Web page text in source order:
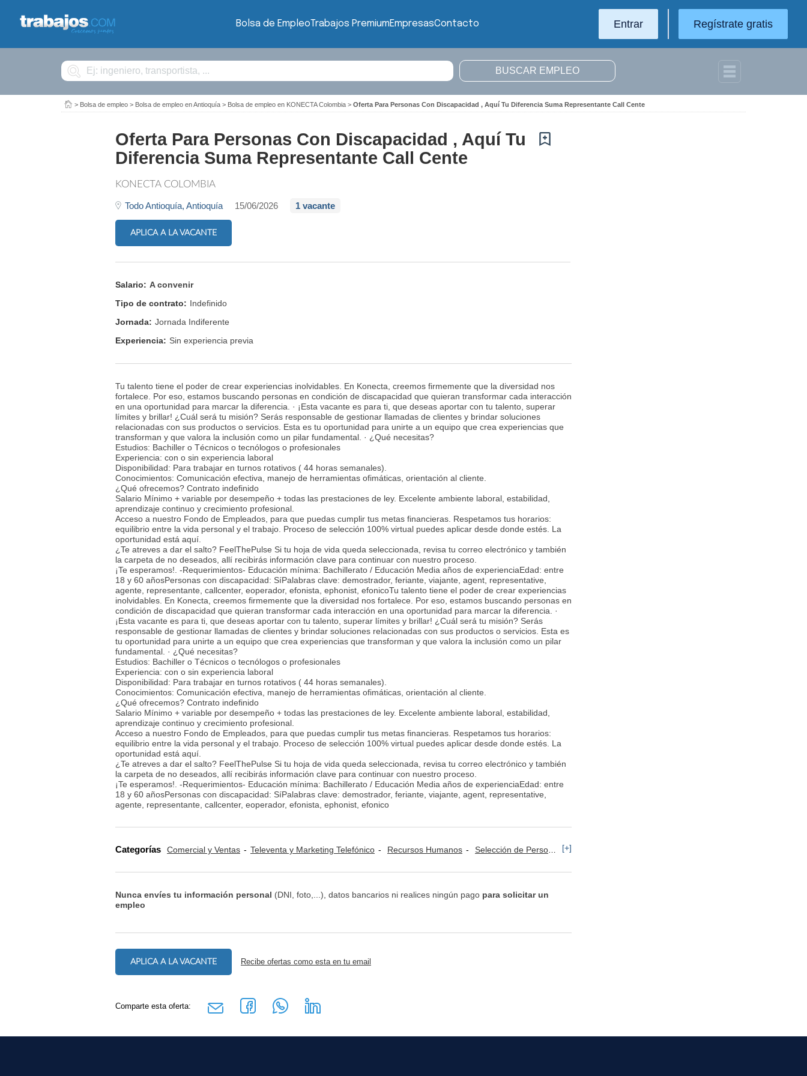
Bolsa de EmpleoTrabajos PremiumEmpresasContacto Entrar Regístrate gratis
Buscar
> Bolsa de empleo > Bolsa de empleo en Antioquía > Bolsa de empleo en KONECTA Colombia > Oferta Para Personas Con Discapacidad , Aquí Tu Diferencia Suma Representante Call Cente
Oferta Para Personas Con Discapacidad , Aquí Tu
Diferencia Suma Representante Call Cente
KONECTA COLOMBIA
Todo Antioquía, Antioquía 15/06/2026 1 vacante
APLICA A LA VACANTE
Salario: A convenir
Tipo de contrato: Indefinido
Jornada: Jornada Indiferente
Experiencia: Sin experiencia previa
Tu talento tiene el poder de crear experiencias inolvidables. En Konecta, creemos firmemente que la diversidad nos
fortalece. Por eso, estamos buscando personas en condición de discapacidad que quieran transformar cada interacción
en una oportunidad para marcar la diferencia. · ¡Esta vacante es para ti, que deseas aportar con tu talento, superar
límites y brillar! ¿Cuál será tu misión? Serás responsable de gestionar llamadas de clientes y brindar soluciones
relacionadas con sus productos o servicios. Esta es tu oportunidad para unirte a un equipo que crea experiencias que
transforman y que valora la inclusión como un pilar fundamental. · ¿Qué necesitas?
Estudios: Bachiller o Técnicos o tecnólogos o profesionales
Experiencia: con o sin experiencia laboral
Disponibilidad: Para trabajar en turnos rotativos ( 44 horas semanales).
Conocimientos: Comunicación efectiva, manejo de herramientas ofimáticas, orientación al cliente.
¿Qué ofrecemos? Contrato indefinido
Salario Mínimo + variable por desempeño + todas las prestaciones de ley. Excelente ambiente laboral, estabilidad,
aprendizaje continuo y crecimiento profesional.
Acceso a nuestro Fondo de Empleados, para que puedas cumplir tus metas financieras. Respetamos tus horarios:
equilibrio entre la vida personal y el trabajo. Proceso de selección 100% virtual puedes aplicar desde donde estés. La
oportunidad está aquí.
¿Te atreves a dar el salto? FeelThePulse Si tu hoja de vida queda seleccionada, revisa tu correo electrónico y también
la carpeta de no deseados, allí recibirás información clave para continuar con nuestro proceso.
¡Te esperamos!. -Requerimientos- Educación mínima: Bachillerato / Educación Media años de experienciaEdad: entre
18 y 60 añosPersonas con discapacidad: SíPalabras clave: demostrador, feriante, viajante, agent, representative,
agente, representante, callcenter, eoperador, efonista, ephonist, efonicoTu talento tiene el poder de crear experiencias
inolvidables. En Konecta, creemos firmemente que la diversidad nos fortalece. Por eso, estamos buscando personas en
condición de discapacidad que quieran transformar cada interacción en una oportunidad para marcar la diferencia. ·
¡Esta vacante es para ti, que deseas aportar con tu talento, superar límites y brillar! ¿Cuál será tu misión? Serás
responsable de gestionar llamadas de clientes y brindar soluciones relacionadas con sus productos o servicios. Esta es
tu oportunidad para unirte a un equipo que crea experiencias que transforman y que valora la inclusión como un pilar
fundamental. · ¿Qué necesitas?
Estudios: Bachiller o Técnicos o tecnólogos o profesionales
Experiencia: con o sin experiencia laboral
Disponibilidad: Para trabajar en turnos rotativos ( 44 horas semanales).
Conocimientos: Comunicación efectiva, manejo de herramientas ofimáticas, orientación al cliente.
¿Qué ofrecemos? Contrato indefinido
Salario Mínimo + variable por desempeño + todas las prestaciones de ley. Excelente ambiente laboral, estabilidad,
aprendizaje continuo y crecimiento profesional.
Acceso a nuestro Fondo de Empleados, para que puedas cumplir tus metas financieras. Respetamos tus horarios:
equilibrio entre la vida personal y el trabajo. Proceso de selección 100% virtual puedes aplicar desde donde estés. La
oportunidad está aquí.
¿Te atreves a dar el salto? FeelThePulse Si tu hoja de vida queda seleccionada, revisa tu correo electrónico y también
la carpeta de no deseados, allí recibirás información clave para continuar con nuestro proceso.
¡Te esperamos!. -Requerimientos- Educación mínima: Bachillerato / Educación Media años de experienciaEdad: entre
18 y 60 añosPersonas con discapacidad: SíPalabras clave: demostrador, feriante, viajante, agent, representative,
agente, representante, callcenter, eoperador, efonista, ephonist, efonico
Categorías Comercial y Ventas Televenta y Marketing Telefónico Recursos Humanos Selección de Personal Atención al Cliente / Telemarketing
[+]
Nunca envíes tu información personal (DNI, foto,...), datos bancarios ni realices ningún pago para solicitar un
empleo
APLICA A LA VACANTE Recibe ofertas como esta en tu email
Comparte esta oferta: